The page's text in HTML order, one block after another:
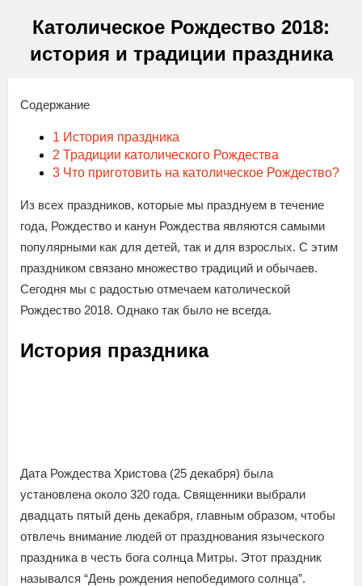
Католическое Рождество 2018:
история и традиции праздника
Содержание
1 История праздника
2 Традиции католического Рождества
3 Что приготовить на католическое Рождество?
Из всех праздников, которые мы празднуем в течение
года, Рождество и канун Рождества являются самыми
популярными как для детей, так и для взрослых. С этим
праздником связано множество традиций и обычаев.
Сегодня мы с радостью отмечаем католической
Рождество 2018. Однако так было не всегда.
История праздника
Дата Рождества Христова (25 декабря) была
установлена около 320 года. Священники выбрали
двадцать пятый день декабря, главным образом, чтобы
отвлечь внимание людей от празднования языческого
праздника в честь бога солнца Митры. Этот праздник
назывался “День рождения непобедимого солнца”.